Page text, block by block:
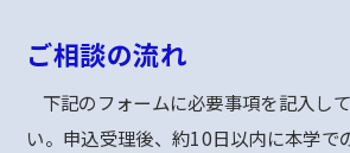
ご相談の流れ
下記のフォームに必要事項を記入し
い。申込受理後、約10日以内に本学で